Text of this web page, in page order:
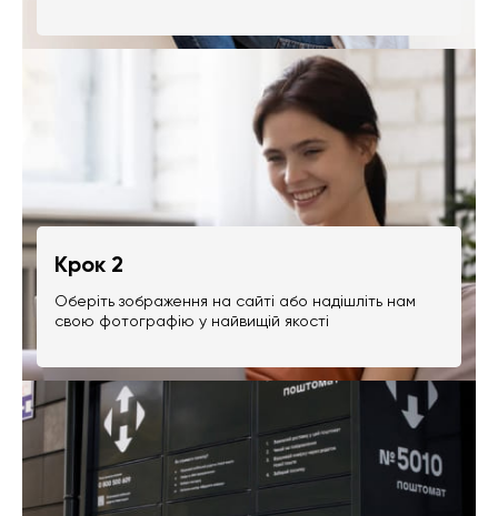
Крок 2
Оберіть зображення на сайті або надішліть нам
свою фотографію у найвищій якості